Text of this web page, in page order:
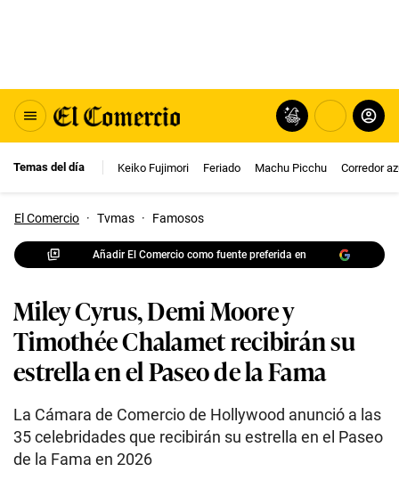
Temas del día Keiko Fujimori Feriado Machu Picchu Corredor
El Comercio · Tvmas · Famosos
Añadir El Comercio como fuente preferida en
Miley Cyrus, Demi Moore y
Timothée Chalamet recibirán su
estrella en el Paseo de la Fama
La Cámara de Comercio de Hollywood anunció a las
35 celebridades que recibirán su estrella en el Paseo
de la Fama en 2026